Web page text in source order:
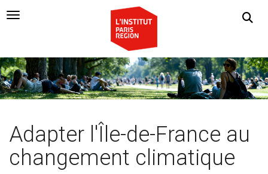
Navigation Toggle
Adapter l'Île-de-France au
changement climatique